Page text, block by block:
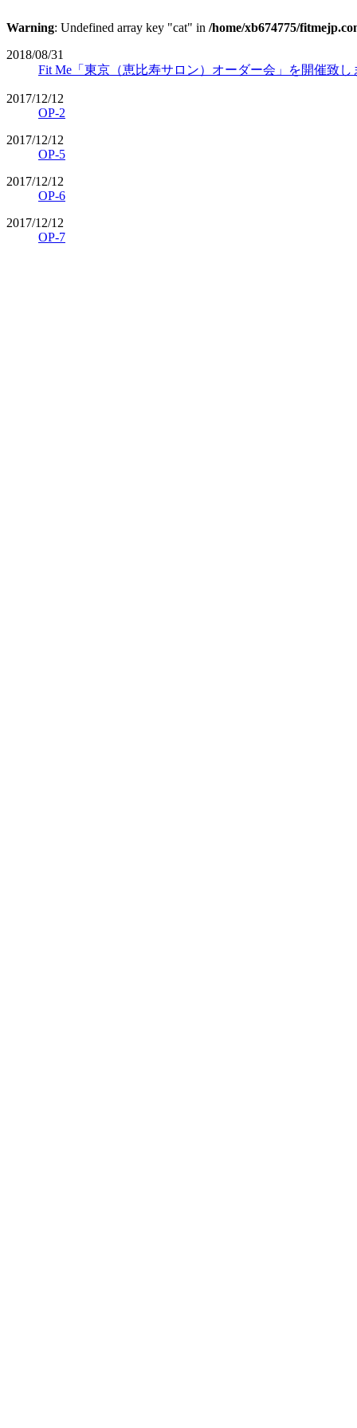
Warning: Undefined array key "cat" in /home/xb674775/
2018/08/31
Fit Me「東京（恵比寿サロン）オーダー会」を開催致し
2017/12/12
OP-2
2017/12/12
OP-5
2017/12/12
OP-6
2017/12/12
OP-7